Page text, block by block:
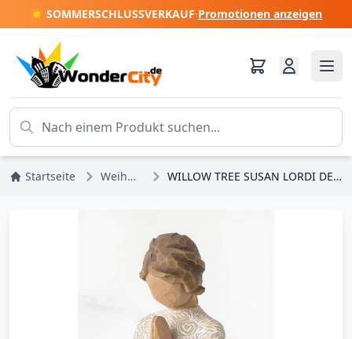
☀️ SOMMERSCHLUSSVERKAUF·Promotionen anzeigen
Startseite Weihnachten WILLOW TREE SUSAN LORDI DES FRIEDENS FIGUR